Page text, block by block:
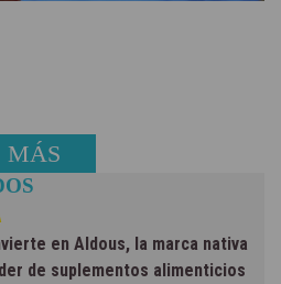
MÁS
en Aldous, la marca nativa
de suplementos alimenticios